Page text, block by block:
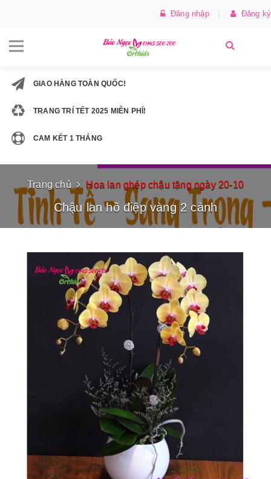
Đăng nhập Đăng ký
GIAO HÀNG TOÀN QUỐC!
TRANG TRÍ TẾT 2025 MIỄN PHÍ!
CAM KẾT 1 THÁNG
Trang chủ Hoa lan ghép chậu tặng ngày 20-10
Chậu lan hồ điệp vàng 2 cành